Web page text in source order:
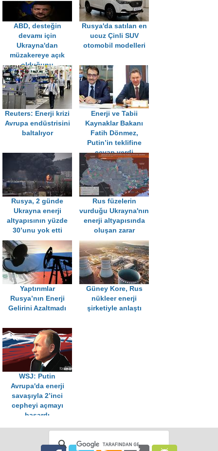
ABD, desteğin
devamı için
Ukrayna'dan
müzakereye açık
olduğunu
göstermesini istedi
Rusya'da satılan en
ucuz Çinli SUV
otomobil modelleri
Reuters: Enerji krizi
Avrupa endüstrisini
baltalıyor
Enerji ve Tabii
Kaynaklar Bakanı
Fatih Dönmez,
Putin’in teklifine
cevap verdi
Rusya, 2 günde
Ukrayna enerji
altyapısının yüzde
30’unu yok etti
Rus füzelerin
vurduğu Ukrayna'nın
enerji altyapısında
oluşan zarar
Yaptırımlar
Rusya’nın Enerji
Gelirini Azaltmadı
Güney Kore, Rus
nükleer enerji
şirketiyle anlaştı
WSJ: Putin
Avrupa'da enerji
savaşıyla 2’inci
cepheyi açmayı
başardı